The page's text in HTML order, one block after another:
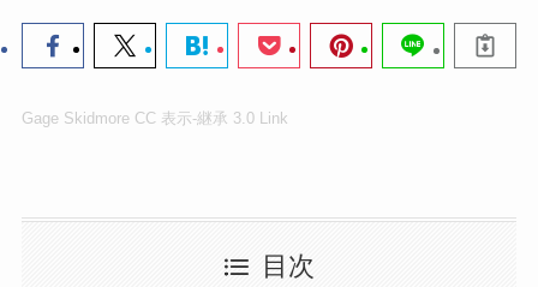
Gage Skidmore CC 表示-継承 3.0 Link
目次